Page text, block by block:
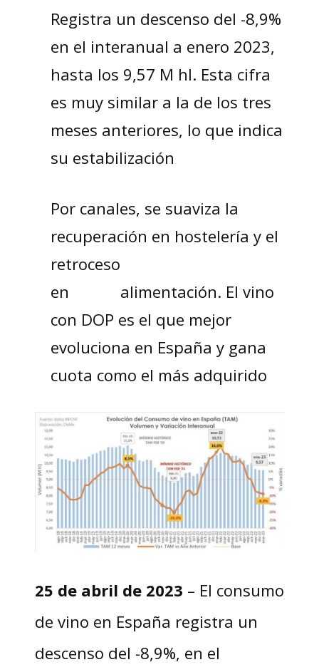
Registra un descenso del -8,9%
en el interanual a enero 2023,
hasta los 9,57 M hl. Esta cifra
es muy similar a la de los tres
meses anteriores, lo que indica
su estabilización
Por canales, se suaviza la
recuperación en hostelería y el
retroceso
en alimentación. El vino
con DOP es el que mejor
evoluciona en España y gana
cuota como el más adquirido
25 de abril de 2023 – El consumo
de vino en España registra un
descenso del -8,9%, en el